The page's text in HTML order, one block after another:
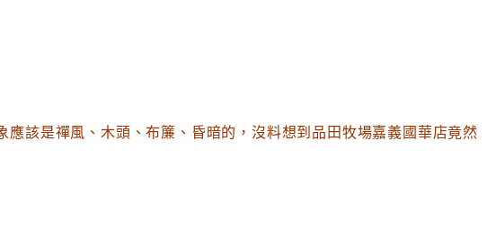
應該是禪風 、 木頭 、布簾 、昏暗的 ，沒料想到品田牧場嘉義國華店竟然